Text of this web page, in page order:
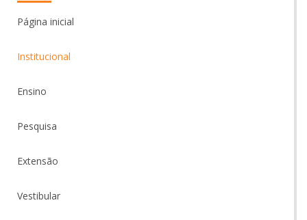
Página inicial
Institucional
Ensino
Pesquisa
Extensão
Vestibular